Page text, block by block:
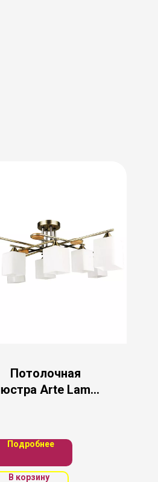
Потолочная
Arte Lamp
Подробнее
В корзину